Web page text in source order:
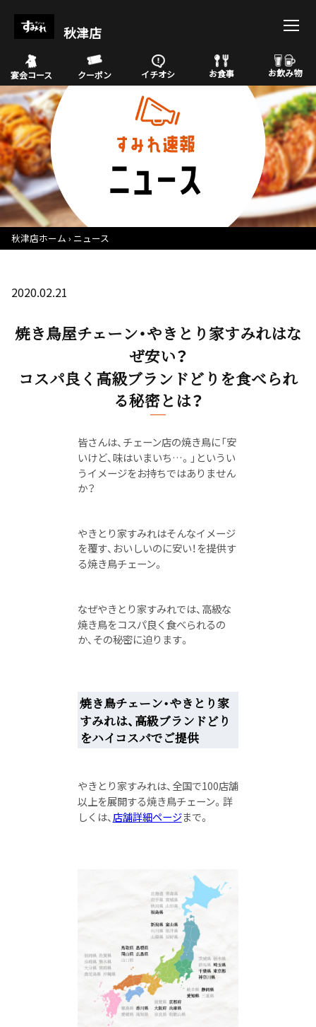
秋津店
宴会コース クーポン イチオシ お食事 お飲み物
秋津店ホーム ニュース
2020.02.21
焼き鳥屋チェーン・やきとり家すみれはな
ぜ安い？
コスパ良く高級ブランドどりを食べられ
る秘密とは？
皆さんは、チェーン店の焼き鳥に「安
いけど、味はいまいち…。」というい
うイメージをお持ちではありません
か？
やきとり家すみれはそんなイメージ
を覆す、おいしいのに安い！を提供す
る焼き鳥チェーン。
なぜやきとり家すみれでは、高級な
焼き鳥をコスパ良く食べられるの
か、その秘密に迫ります。
焼き鳥チェーン・やきとり家
すみれは、高級ブランドどり
をハイコスパでご提供
やきとり家すみれは、全国で100店舗
以上を展開する焼き鳥チェーン。 詳
しくは、 店舗詳細ページまで。